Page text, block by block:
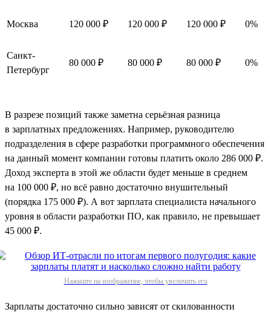
Москва 120 000 ₽ 120 000 ₽ 120 000 ₽ 0%
Санкт-
Петербург
80 000 ₽ 80 000 ₽ 80 000 ₽ 0%
В разрезе позиций также заметна серьёзная разница
в зарплатных предложениях. Например, руководителю
подразделения в сфере разработки программного обеспечения
на данный момент компании готовы платить около 286 000 ₽.
Доход эксперта в этой же области будет меньше в среднем
на 100 000 ₽, но всё равно достаточно внушительный
(порядка 175 000 ₽). А вот зарплата специалиста начального
уровня в области разработки ПО, как правило, не превышает
45 000 ₽.
Нажмите на изображение, чтобы увеличить его
Зарплаты достаточно сильно зависят от скилованности